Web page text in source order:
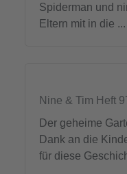
Spiderman und
Eltern mit in die ...
Nine & Tim Heft
Der geheime
Dank an die
für diese